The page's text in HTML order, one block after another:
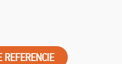
REFERENCIE